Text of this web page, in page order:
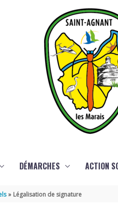
DÉMARCHES ACTION
Légalisation de signature